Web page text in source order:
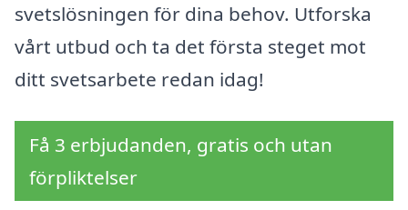
svetslösningen för dina behov. Utforska
vårt utbud och ta det första steget mot
ditt svetsarbete redan idag!
Få 3 erbjudanden, gratis och utan
förpliktelser